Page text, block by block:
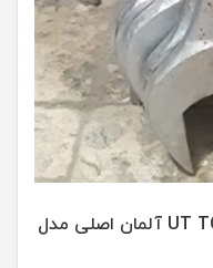
آچار یک سر رینگی سایز ۷۵ UT TOOLS آلمان اصلی مدل